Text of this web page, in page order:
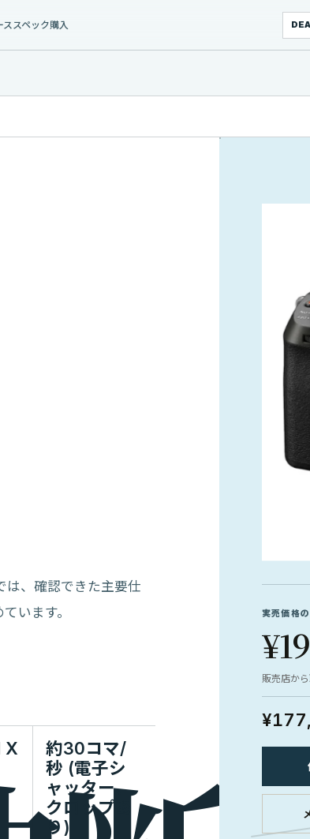
ススペック購入
は、確認できた主要仕
います。
X
約30コマ/
秒 (電子シ
ャッター、
クロップあ
り)
実売価格
販売店か